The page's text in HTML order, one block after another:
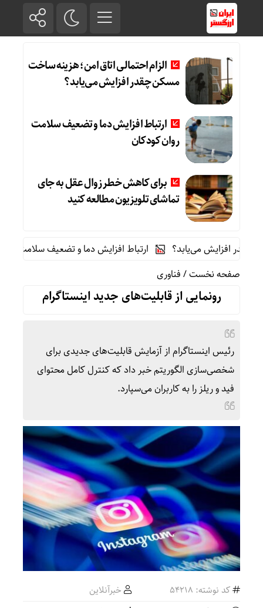
الزام احتمالی اتاق امن؛ هزینه ساخت
مسکن چقدر افزایش می‌یابد؟
ارتباط افزایش دما و تضعیف سلامت
روان کودکان
برای کاهش خطر زوال عقل به جای
تماشای تلویزیون مطالعه کنید
افزایش می‌یابد؟
ارتباط افزایش دما و تضعیف سلامت روان
صفحه نخست/فناوری
رونمایی از قابلیت‌های جدید اینستاگرام
رئیس اینستاگرام از آزمایش قابلیت‌های جدیدی برای
شخصی‌سازی الگوریتم خبر داد که کنترل کامل محتوای
فید و ریلز را به کاربران می‌سپارد.
کد نوشته: 54218
خبرآنلاین